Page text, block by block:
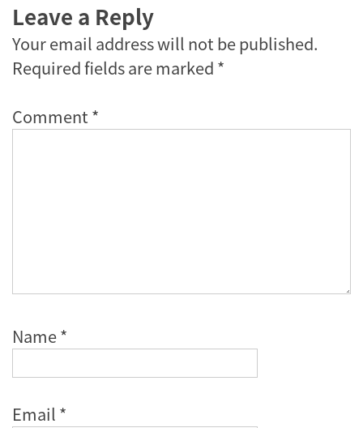
Leave a Reply
Your email address will not be published.
Required fields are marked *
Comment *
Name*
Email *